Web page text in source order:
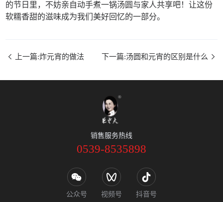
的节日里，不妨亲自动手煮一锅汤圆与家人共享吧！让这份
软糯香甜的滋味成为我们美好回忆的一部分。
上一篇:炸元宵的做法 下一篇:汤圆和元宵的区别是什么
销售服务热线
0539-8535898
公众号 视频号 抖音号